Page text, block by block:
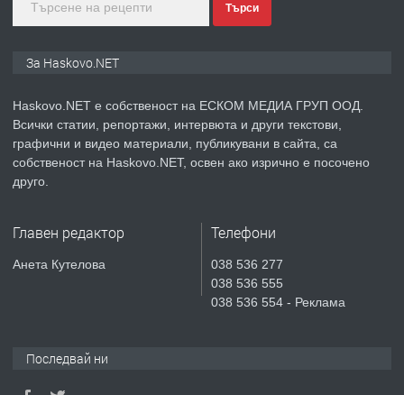
преди 5 дни
ПРЕДЛАГА
Продавам парцел в гр. Хасково кв.
СГЛОБЯВАНЕ НА МЕБЕЛИ.
Търси
За Haskovo.NET
Haskovo.NET е собственост на ЕСКОМ МЕДИА ГРУП ООД.
Всички статии, репортажи, интервюта и други текстови,
графични и видео материали, публикувани в сайта, са
собственост на Haskovo.NET, освен ако изрично е посочено
друго.
Главен редактор
Анета Кутелова
Телефони
038 536 277
038 536 555
038 536 554 - Реклама
Последвай ни